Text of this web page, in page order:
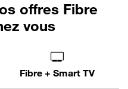
offres Fibre
vous
Fibre + Smart TV